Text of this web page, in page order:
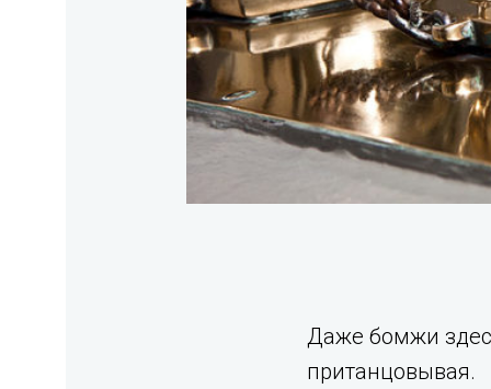
Даже бомжи
пританцовывая.